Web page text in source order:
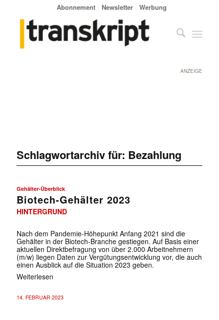
Abonnement Newsletter Werbung
ANZEIGE
Schlagwortarchiv für: Bezahlung
Gehälter-Überblick
Biotech-Gehälter 2023
HINTERGRUND
Nach dem Pandemie-Höhepunkt Anfang 2021 sind die
Gehälter in der Biotech-Branche gestiegen. Auf Basis einer
aktuellen Direktbefragung von über 2.000 Arbeitnehmern
(m/w) liegen Daten zur Vergütungsentwicklung vor, die auch
einen Ausblick auf die Situation 2023 geben.
Weiterlesen
14. FEBRUAR 2023